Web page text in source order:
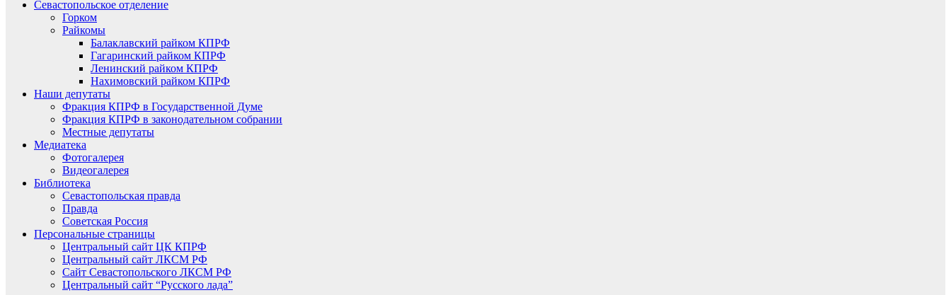
Севастопольское отделение
Горком
Райкомы
Балаклавский райком КПРФ
Гагаринский райком КПРФ
Ленинский райком КПРФ
Нахимовский райком КПРФ
Наши депутаты
Фракция КПРФ в Государственной Думе
Фракция КПРФ в законодательном собрании
Местные депутаты
Медиатека
Фотогалерея
Видеогалерея
Библиотека
Севастопольская правда
Правда
Советская Россия
Персональные страницы
Центральный сайт ЦК КПРФ
Центральный сайт ЛКСМ РФ
Сайт Севастопольского ЛКСМ РФ
Центральный сайт “Русского лада”